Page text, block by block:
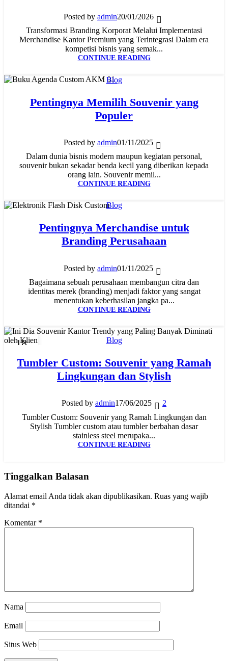
Posted by admin20/01/2026
Transformasi Branding Korporat Melalui Implementasi
Merchandise Kantor Premium yang Terintegrasi Dalam era
kompetisi bisnis yang semak...
CONTINUE READING
Blog
Pentingnya Memilih Souvenir yang
Populer
Posted by admin01/11/2025
Dalam dunia bisnis modern maupun kegiatan personal,
souvenir bukan sekadar benda kecil yang diberikan kepada
orang lain. Souvenir memil...
CONTINUE READING
Blog
Pentingnya Merchandise untuk
Branding Perusahaan
Posted by admin01/11/2025
Bagaimana sebuah perusahaan membangun citra dan
identitas merek (branding) menjadi faktor yang sangat
menentukan keberhasilan jangka pa...
CONTINUE READING
18 Blog
Tumbler Custom: Souvenir yang Ramah
Lingkungan dan Stylish
Posted by admin17/06/2025
2
Tumbler Custom: Souvenir yang Ramah Lingkungan dan
Stylish Tumbler custom atau tumbler berbahan dasar
stainless steel merupaka...
CONTINUE READING
Tinggalkan Balasan
Alamat email Anda tidak akan dipublikasikan. Ruas yang wajib
ditandai *
Komentar *
Nama
Email
Situs Web